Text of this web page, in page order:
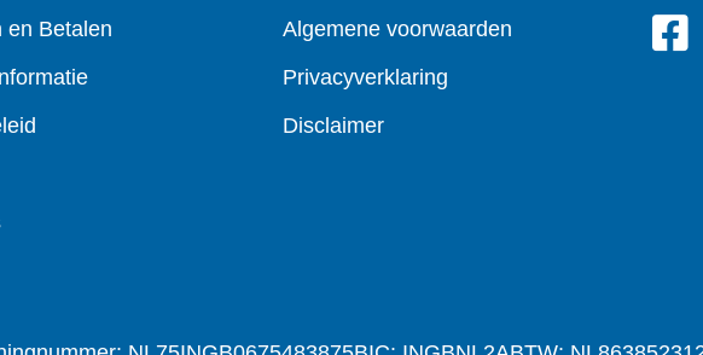
en Betalen
Algemene voorwaarden
Privacyverklaring
Disclaimer